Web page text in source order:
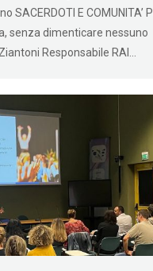
SACERDOTI E COMUNITA’
senza dimenticare nessuno
Responsabile RAI…